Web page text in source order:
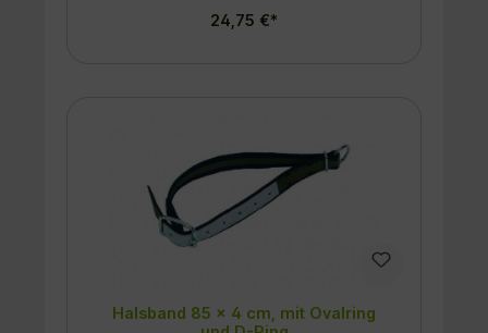
24,75 €*
Halsband 85 x 4 cm, mit Ovalring